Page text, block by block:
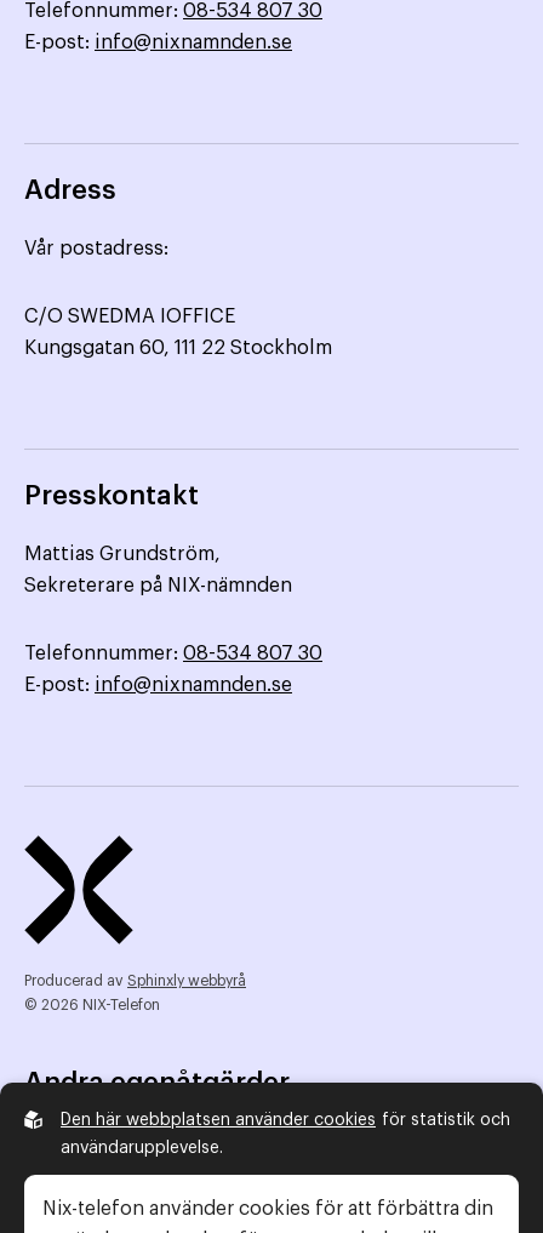
Telefonnummer: 08-534 807 30
E-post: info@nixnamnden.se
Adress
Vår postadress:
C/O SWEDMA IOFFICE
Kungsgatan 60, 111 22 Stockholm
Presskontakt
Mattias Grundström,
Sekreterare på NIX-nämnden
Telefonnummer: 08-534 807 30
E-post: info@nixnamnden.se
Producerad av Sphinxly webbyrå
© 2026 NIX-Telefon
Andra egenåtgärder
NIX Telefon
NIX addresserat
Reklamombudsmannen
Den här webbplatsen använder cookies för statistik och
användarupplevelse.
Nix-telefon använder cookies för att förbättra din